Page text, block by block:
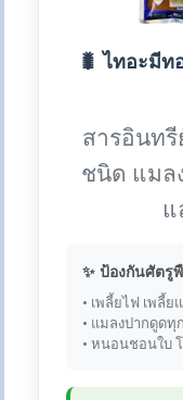
🐛 ไทอะมี
สารอินท
ชนิด แมล
✨ ป้องกันศัตรู
• เพลี้ยไฟ เพลี้ย
• แมลงปากดูด
• หนอนชอนใบ